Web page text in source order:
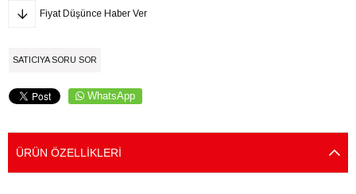
Fiyat Düşünce Haber Ver
SATICIYA SORU SOR
WhatsApp
ÜRÜN ÖZELLIKLERI